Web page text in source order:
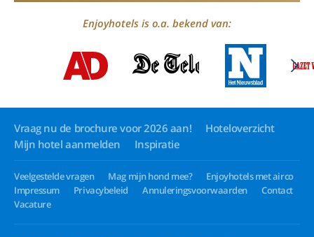
Enjoyhotels is o.a. bekend van:
Vraag nu de brochure voor 2026 aan!
Hoteloverzicht
Mijn hotel aanmelden
Inspiratie
Veelgestelde vragen Mag mijn hond mee?
Enjoyhotels met airco
Impressum
Privacybeleid Annuleringsvoorwaarden
Contact
Vacature